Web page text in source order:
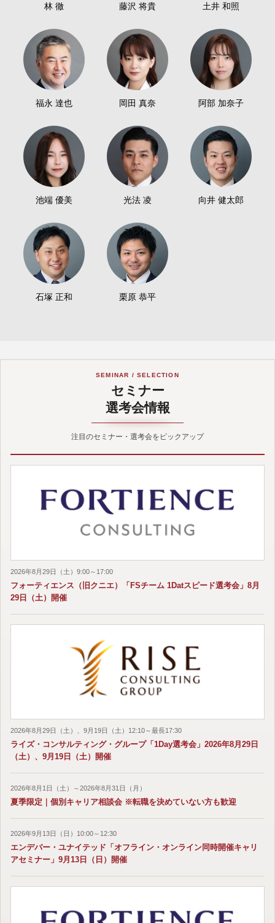
林 徹 藤沢 将貴 土井 和照
福永 達也 岡田 真奈 阿部 加奈子
池端 優美 光法 凌 向井 健太郎
石塚 正和 栗原 恭平
SEMINAR / SELECTION
セミナー
選考会情報
注目のセミナー・選考会をピックアップ
2026年8月29日（土）9:00～17:00
フォーティエンス（旧クニエ）「FSチーム 1Datスピード選考会」8月
29日（土）開催
2026年8月29日（土）、9月19日（土）12:10～最長17:30
ライズ・コンサルティング・グループ「1Day選考会」2026年8月29日
（土）、9月19日（土）開催
2026年8月1日（土）～2026年8月31日（月）
夏季限定｜個別キャリア相談会 ※転職を決めていない方も歓迎
2026年9月13日（日）10:00～12:30
エンデバー・ユナイテッド「オフライン・オンライン同時開催キャリ
アセミナー」9月13日（日）開催